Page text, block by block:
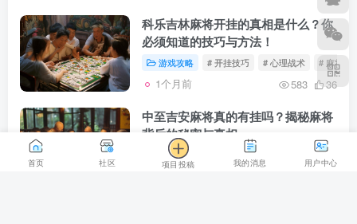
科乐吉林麻将开挂的真相是什么？你
必须知道的技巧与方法！
游戏攻略 # 开挂技巧 # 心理战术 # 麻将规
1个月前 583 36
中至吉安麻将真的有挂吗？揭秘麻将
背后的秘密与真相
游戏攻略 # 游戏作弊 # 中至吉安麻将
首页 社区 项目投稿 我的消息 用户中心